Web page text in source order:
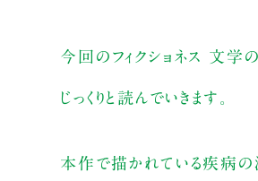
今回のフィクショネス 文
じっくりと読んでいきます。
本作で描かれている疾病の